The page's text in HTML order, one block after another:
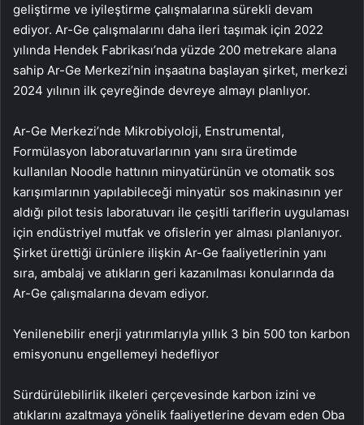
geliştirme ve iyileştirme çalışmalarına sürekli devam
ediyor. Ar-Ge çalışmalarını daha ileri taşımak için 2022
yılında Hendek Fabrikası’nda yüzde 200 metrekare alana
sahip Ar-Ge Merkezi’nin inşaatına başlayan şirket, merkezi
2024 yılının ilk çeyreğinde devreye almayı planlıyor.
Ar-Ge Merkezi’nde Mikrobiyoloji, Enstrumental,
Formülasyon laboratuvarlarının yanı sıra üretimde
kullanılan Noodle hattının minyatürünün ve otomatik sos
karışımlarının yapılabileceği minyatür sos makinasının yer
aldığı pilot tesis laboratuvarı ile çeşitli tariflerin uygulaması
için endüstriyel mutfak ve ofislerin yer alması planlanıyor.
Şirket ürettiği ürünlere ilişkin Ar-Ge faaliyetlerinin yanı
sıra, ambalaj ve atıkların geri kazanılması konularında da
Ar-Ge çalışmalarına devam ediyor.
Yenilenebilir enerji yatırımlarıyla yıllık 3 bin 500 ton karbon
emisyonunu engellemeyi hedefliyor
Sürdürülebilirlik ilkeleri çerçevesinde karbon izini ve
atıklarını azaltmaya yönelik faaliyetlerine devam eden Oba